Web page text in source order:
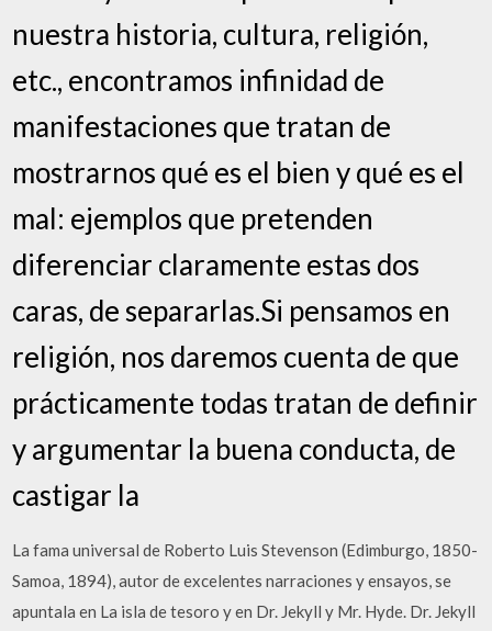
nuestra historia, cultura, religión,
etc., encontramos infinidad de
manifestaciones que tratan de
mostrarnos qué es el bien y qué es el
mal: ejemplos que pretenden
diferenciar claramente estas dos
caras, de separarlas.Si pensamos en
religión, nos daremos cuenta de que
prácticamente todas tratan de definir
y argumentar la buena conducta, de
castigar la
La fama universal de Roberto Luis Stevenson (Edimburgo, 1850-
Samoa, 1894), autor de excelentes narraciones y ensayos, se
apuntala en La isla de tesoro y en Dr. Jekyll y Mr. Hyde. Dr. Jekyll